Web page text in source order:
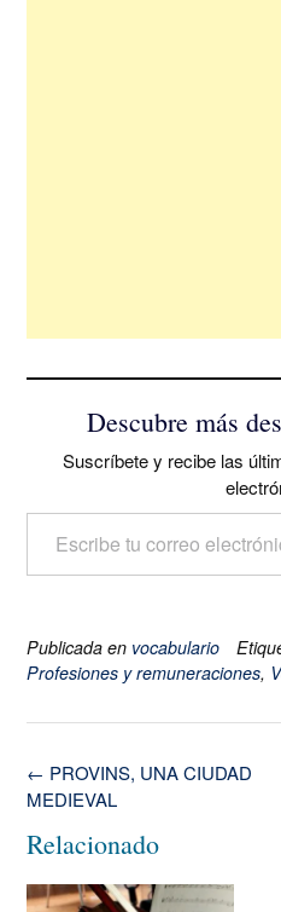
Descubre más
Suscríbete y recibe las
Escribe tu correo electrónico…
Publicada en vocabulario
Profesiones y remuneraciones,
Navegación
de
entrada
← PROVINS, UNA CIUDAD
MEDIEVAL
Relacionado